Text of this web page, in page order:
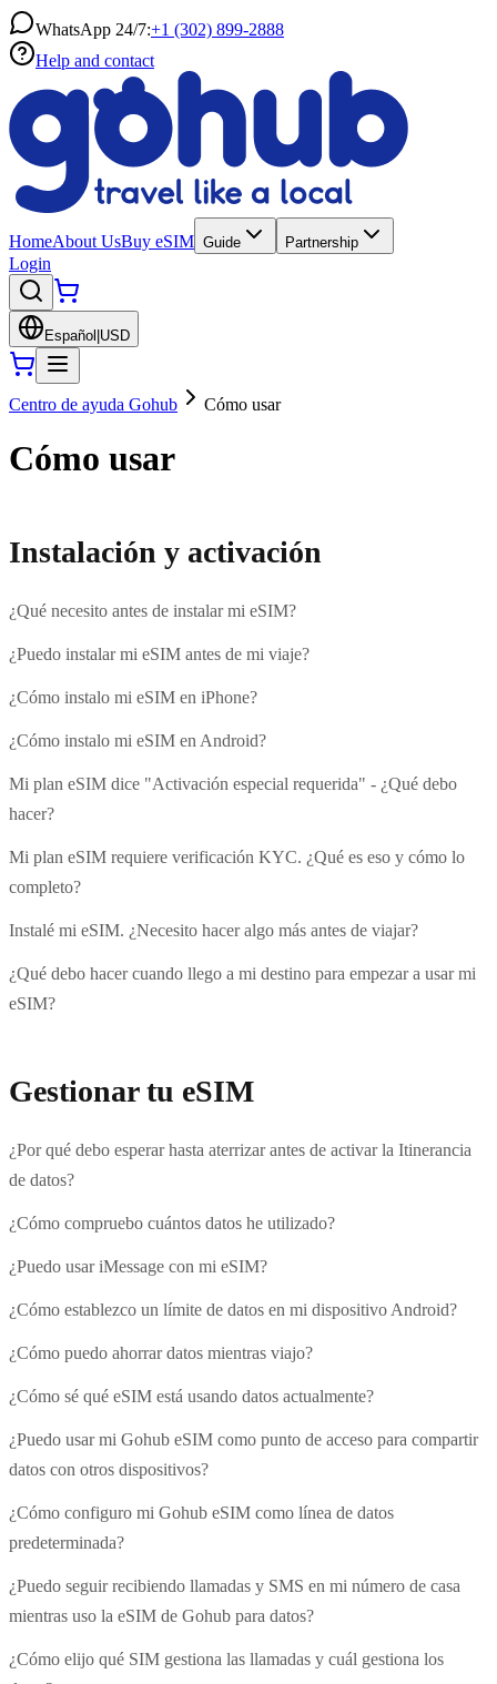
WhatsApp 24/7:+1 (302) 899-2888
Help and contact
HomeAbout UsBuy eSIM Guide Partnership
Login
Español USD
Centro de ayuda Gohub Cómo usar
Cómo usar
Instalación y activación
¿Qué necesito antes de instalar mi eSIM?
¿Puedo instalar mi eSIM antes de mi viaje?
¿Cómo instalo mi eSIM en iPhone?
¿Cómo instalo mi eSIM en Android?
Mi plan eSIM dice "Activación especial requerida" - ¿Qué debo
hacer?
Mi plan eSIM requiere verificación KYC. ¿Qué es eso y cómo lo
completo?
Instalé mi eSIM. ¿Necesito hacer algo más antes de viajar?
¿Qué debo hacer cuando llego a mi destino para empezar a usar mi
eSIM?
Gestionar tu eSIM
¿Por qué debo esperar hasta aterrizar antes de activar la Itinerancia
de datos?
¿Cómo compruebo cuántos datos he utilizado?
¿Puedo usar iMessage con mi eSIM?
¿Cómo establezco un límite de datos en mi dispositivo Android?
¿Cómo puedo ahorrar datos mientras viajo?
¿Cómo sé qué eSIM está usando datos actualmente?
¿Puedo usar mi Gohub eSIM como punto de acceso para compartir
datos con otros dispositivos?
¿Cómo configuro mi Gohub eSIM como línea de datos
predeterminada?
¿Puedo seguir recibiendo llamadas y SMS en mi número de casa
mientras uso la eSIM de Gohub para datos?
¿Cómo elijo qué SIM gestiona las llamadas y cuál gestiona los